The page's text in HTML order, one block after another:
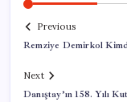
Previous
Remziye Demirkol
Next
Danıştay’ın 158. Yılı